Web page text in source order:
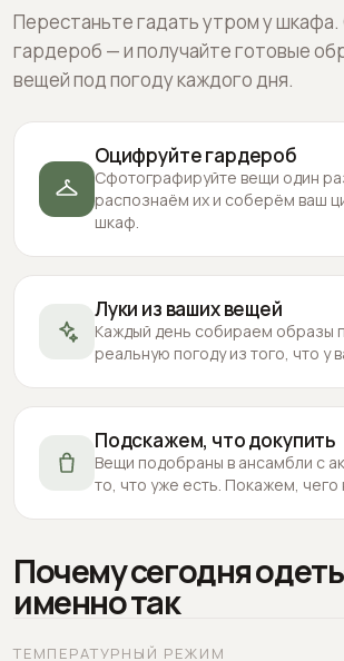
Перестаньте гадать утром у
гардероб — и получайте готовые
вещей под погоду каждого дня.
Оцифруйте гардероб
Сфотографируйте вещи один
распознаём их и соберём ваш
шкаф.
Луки из ваших вещей
Каждый день собираем образы
реальную погоду из того, что у
Подскажем, что докупить
Вещи подобраны в ансамбли с
то, что уже есть. Покажем, чего
Почему сегодня
именно так
ТЕМПЕРАТУРНЫЙ РЕЖИМ